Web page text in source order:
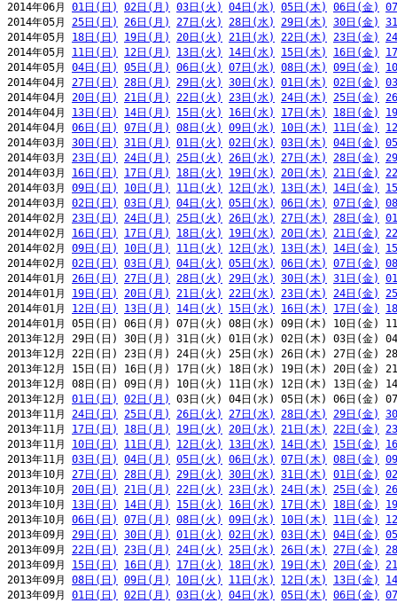
2014年06月 01日(日) 02日(月) 03日(火) 04日(水) 05日(木) 06日(金)
2014年05月 25日(日) 26日(月) 27日(火) 28日(水) 29日(木) 30日(金)
2014年05月 18日(日) 19日(月) 20日(火) 21日(水) 22日(木) 23日(金)
2014年05月 11日(日) 12日(月) 13日(火) 14日(水) 15日(木) 16日(金)
2014年05月 04日(日) 05日(月) 06日(火) 07日(水) 08日(木) 09日(金)
2014年04月 27日(日) 28日(月) 29日(火) 30日(水) 01日(木) 02日(金)
2014年04月 20日(日) 21日(月) 22日(火) 23日(水) 24日(木) 25日(金)
2014年04月 13日(日) 14日(月) 15日(火) 16日(水) 17日(木) 18日(金)
2014年04月 06日(日) 07日(月) 08日(火) 09日(水) 10日(木) 11日(金)
2014年03月 30日(日) 31日(月) 01日(火) 02日(水) 03日(木) 04日(金)
2014年03月 23日(日) 24日(月) 25日(火) 26日(水) 27日(木) 28日(金)
2014年03月 16日(日) 17日(月) 18日(火) 19日(水) 20日(木) 21日(金)
2014年03月 09日(日) 10日(月) 11日(火) 12日(水) 13日(木) 14日(金)
2014年03月 02日(日) 03日(月) 04日(火) 05日(水) 06日(木) 07日(金)
2014年02月 23日(日) 24日(月) 25日(火) 26日(水) 27日(木) 28日(金)
2014年02月 16日(日) 17日(月) 18日(火) 19日(水) 20日(木) 21日(金)
2014年02月 09日(日) 10日(月) 11日(火) 12日(水) 13日(木) 14日(金)
2014年02月 02日(日) 03日(月) 04日(火) 05日(水) 06日(木) 07日(金)
2014年01月 26日(日) 27日(月) 28日(火) 29日(水) 30日(木) 31日(金)
2014年01月 19日(日) 20日(月) 21日(火) 22日(水) 23日(木) 24日(金)
2014年01月 12日(日) 13日(月) 14日(火) 15日(水) 16日(木) 17日(金)
2014年01月 05日(日) 06日(月) 07日(火) 08日(水) 09日(木) 10日(金)
2013年12月 29日(日) 30日(月) 31日(火) 01日(水) 02日(木) 03日(金)
2013年12月 22日(日) 23日(月) 24日(火) 25日(水) 26日(木) 27日(金)
2013年12月 15日(日) 16日(月) 17日(火) 18日(水) 19日(木) 20日(金)
2013年12月 08日(日) 09日(月) 10日(火) 11日(水) 12日(木) 13日(金)
2013年12月 01日(日) 02日(月)
03日(火) 04日(水) 05日(木) 06日(金)
2013年11月 24日(日) 25日(月) 26日(火) 27日(水) 28日(木) 29日(金)
2013年11月 17日(日) 18日(月) 19日(火) 20日(水) 21日(木) 22日(金)
2013年11月 10日(日) 11日(月) 12日(火) 13日(水) 14日(木) 15日(金)
2013年11月 03日(日) 04日(月) 05日(火) 06日(水) 07日(木) 08日(金)
2013年10月 27日(日) 28日(月) 29日(火) 30日(水) 31日(木) 01日(金)
2013年10月 20日(日) 21日(月) 22日(火) 23日(水) 24日(木) 25日(金)
2013年10月 13日(日) 14日(月) 15日(火) 16日(水) 17日(木) 18日(金)
2013年10月 06日(日) 07日(月) 08日(火) 09日(水) 10日(木) 11日(金)
2013年09月 29日(日) 30日(月) 01日(火) 02日(水) 03日(木) 04日(金)
2013年09月 22日(日) 23日(月) 24日(火) 25日(水) 26日(木) 27日(金)
2013年09月 15日(日) 16日(月) 17日(火) 18日(水) 19日(木) 20日(金)
2013年09月 08日(日) 09日(月) 10日(火) 11日(水) 12日(木) 13日(金)
2013年09月 01日(日) 02日(月) 03日(火) 04日(水) 05日(木) 06日(金)